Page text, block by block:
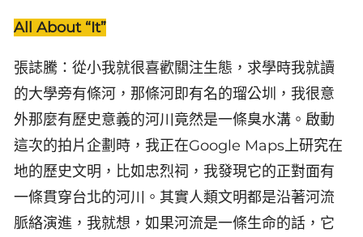
All About “It”
張誌騰：從小我就很喜歡關注生態，求學時我就讀
的大學旁有條河，那條河即有名的瑠公圳，我很意
外那麼有歷史意義的河川竟然是一條臭水溝。啟動
這次的拍片企劃時，我正在Google Maps上研究在
地的歷史文明，比如忠烈祠，我發現它的正對面有
一條貫穿台北的河川。其實人類文明都是沿著河流
脈絡演進，我就想，如果河流是一條生命的話，它